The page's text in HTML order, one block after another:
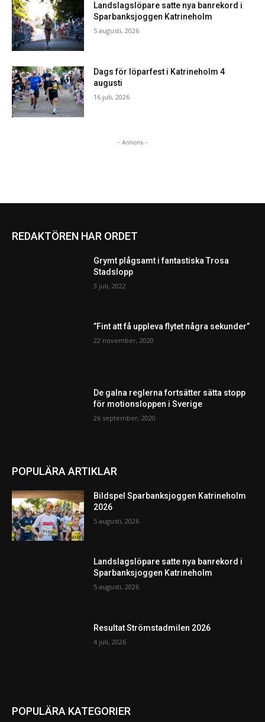
Landslagslöpare satte nya banrekord i
Sparbanksjoggen Katrineholm
5 augusti, 2026
Dags för löparfest i Katrineholm 4
augusti
16 juli, 2026
- Annons -
REDAKTÖREN HAR ORDET
Grymt plågsamt i fantastiska Trosa
Stadslopp
3 juli, 2022
”Fint att få uppleva flytet några sekunder”
22 november, 2020
De galna reglerna fortsätter sätta stopp
för motionsloppen i Sverige
26 september, 2020
POPULÄRA ARTIKLAR
Bildspel Sparbanksjoggen Katrineholm
2026
5 augusti, 2026
Landslagslöpare satte nya banrekord i
Sparbanksjoggen Katrineholm
5 augusti, 2026
Resultat Strömstadmilen 2026
4 juli, 2026
POPULÄRA KATEGORIER